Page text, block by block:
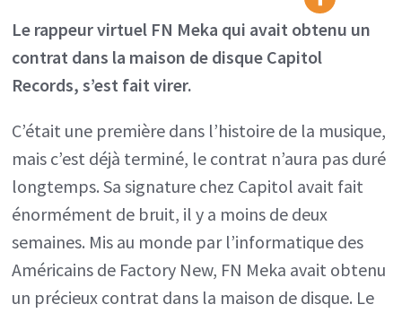
virtuel
déjà
Capitol,
le
label
s’explique
Le rappeur virtuel FN Meka qui avait obtenu un
contrat dans la maison de disque Capitol
Records, s’est fait virer.
C’était une première dans l’histoire de la musique,
mais c’est déjà terminé, le contrat n’aura pas duré
longtemps. Sa signature chez Capitol avait fait
énormément de bruit, il y a moins de deux
semaines. Mis au monde par l’informatique des
Américains de Factory New, FN Meka avait obtenu
un précieux contrat dans la maison de disque. Le